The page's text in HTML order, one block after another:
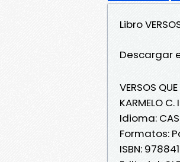
Libro
Descargar
VERSOS
KARMELO C.
Idioma:
Formatos:
ISBN: